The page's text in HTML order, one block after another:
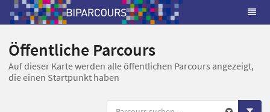
Öffentliche Parcours
Auf dieser Karte werden alle öffentlichen Parcours angezeigt,
die einen Startpunkt haben